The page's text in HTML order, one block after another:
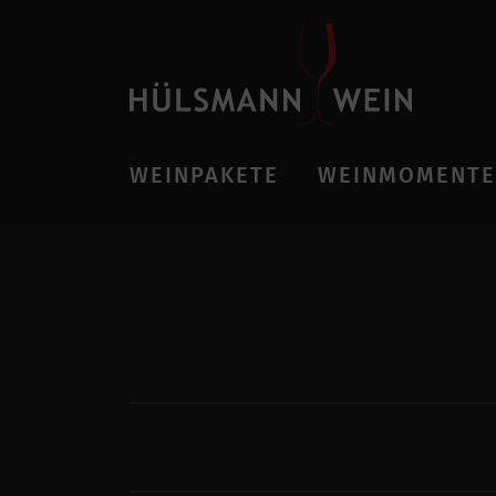
WEINPAKETE WEINMOMENTE